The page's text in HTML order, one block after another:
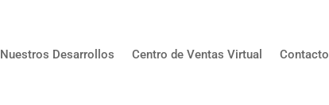
Nuestros Desarrollos Centro de Ventas Virtual Contacto